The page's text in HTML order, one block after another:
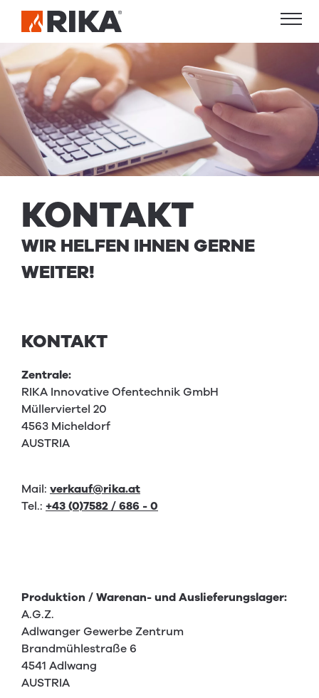
KON­TAKT
WIR HELFEN IHNEN GERNE
WEITER!
KONTAKT
Zentrale:
RIKA Innovative Ofentechnik GmbH
Müllerviertel 20
4563 Micheldorf
AUSTRIA
Mail: verkauf@rika.at
Tel.: +43 (0)7582 / 686 - 0
Produktion / Warenan- und Auslieferungslager:
A.G.Z.
Adlwanger Gewerbe Zentrum
Brandmühlestraße 6
4541 Adlwang
AUSTRIA